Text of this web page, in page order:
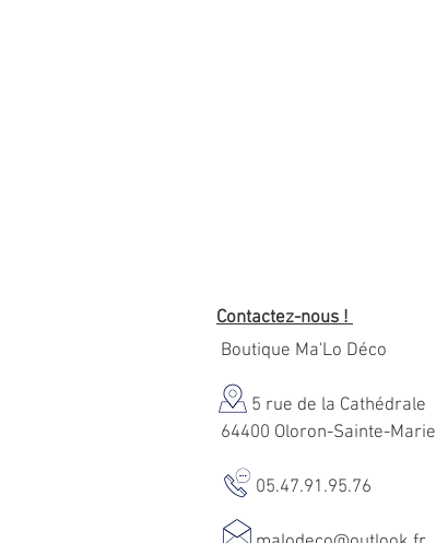
Contactez-nous !
Boutique Ma'Lo Déco
5 rue de la Cathédrale
64400 Oloron-Sainte-Marie
05.47.91.95.76